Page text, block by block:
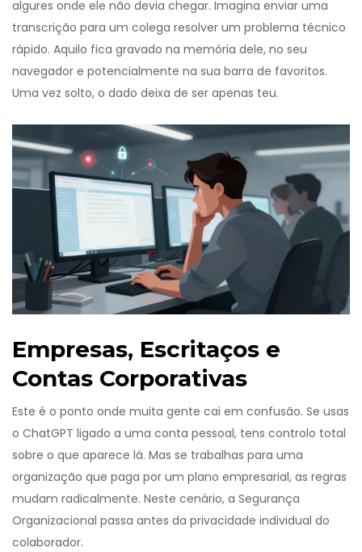
algures onde ele não devia chegar. Imagina enviar uma
transcrição para um colega resolver um problema técnico
rápido. Aquilo fica gravado na memória dele, no seu
navegador e potencialmente na sua barra de favoritos.
Uma vez solto, o dado deixa de ser apenas teu.
Empresas, Escritaços e
Contas Corporativas
Este é o ponto onde muita gente cai em confusão. Se usas
o ChatGPT ligado a uma conta pessoal, tens controlo total
sobre o que aparece lá. Mas se trabalhas para uma
organização que paga por um plano empresarial, as regras
mudam radicalmente. Neste cenário, a Segurança
Organizacional passa antes da privacidade individual do
colaborador.